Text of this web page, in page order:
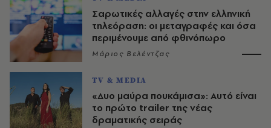
Σαρωτικές αλλαγές στην ελληνική
τηλεόραση: οι μεταγραφές και όσα
περιμένουμε από φθινόπωρο
Μάριος Βελέντζας
TV & MEDIA
«Δυο μαύρα πουκάμισα»: Αυτό είναι
το πρώτο trailer της νέας
δραματικής σειράς